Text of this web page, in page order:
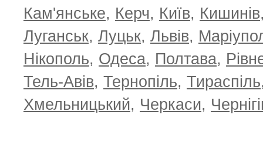
Кам'янське, Керч, Київ, Кишинів
Луганськ, Луцьк, Львів,
Нікополь, Одеса, Полтава,
Тель-Авів, Тернопіль, Тираспіль
Хмельницький, Черкаси,